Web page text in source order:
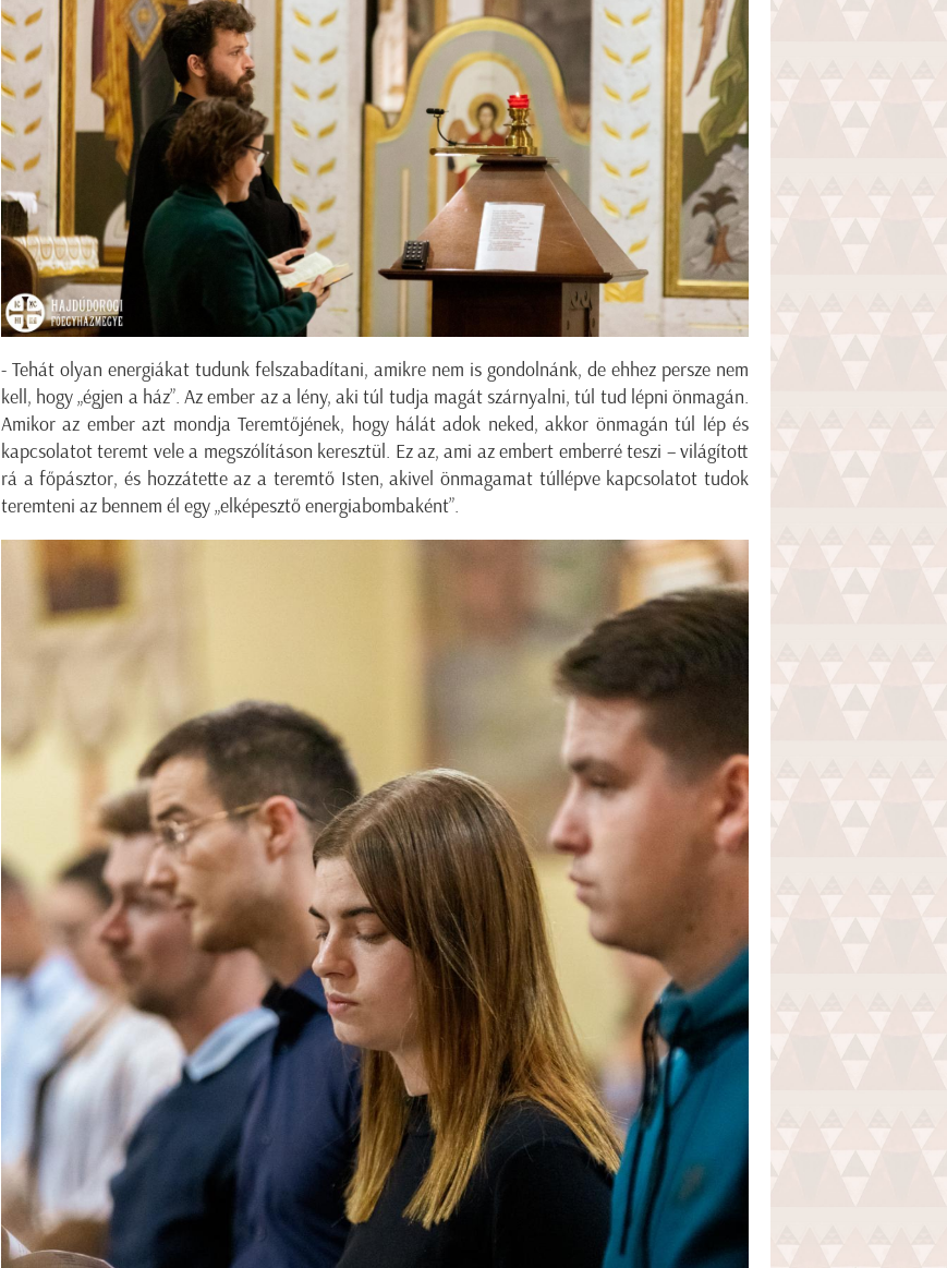
- Tehát olyan energiákat tudunk felszabadítani, amikre nem is gondolnánk, de ehhez persze nem
kell, hogy „égjen a ház”. Az ember az a lény, aki túl tudja magát szárnyalni, túl tud lépni önmagán.
Amikor az ember azt mondja Teremtőjének, hogy hálát adok neked, akkor önmagán túl lép és
kapcsolatot teremt vele a megszólításon keresztül. Ez az, ami az embert emberré teszi – világított
rá a főpásztor, és hozzátette az a teremtő Isten, akivel önmagamat túllépve kapcsolatot tudok
teremteni az bennem él egy „elképesztő energiabombaként”.